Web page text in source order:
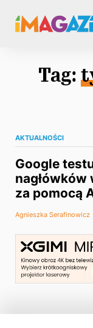
Tag:
AKTUALNOŚCI
Google
za pomocą
Agnieszka Serafinowicz